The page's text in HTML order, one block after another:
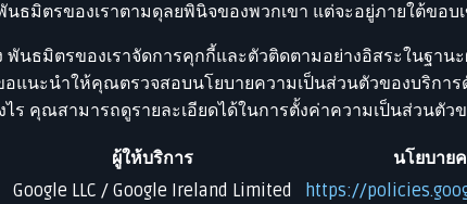
นธมิตรของเราตามดุลยพินิจของพวกเขา แต่จะอยู่ภายใต้ขอ
พันธมิตรของเราจัดการคุกกี้และตัวติดตามอย่างอิสระในฐ
อแนะนำให้คุณตรวจสอบนโยบายความเป็นส่วนตัวของบริกา
ร คุณสามารถดูรายละเอียดได้ในการตั้งค่าความเป็นส่วนตัวข
ผู้ให้บริการ
นโยบาย
Google LLC / Google Ireland Limited
https://